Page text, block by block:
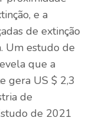
e a
de extinção
Um estudo de
que a
gera US $ 2,3
de
de 2021